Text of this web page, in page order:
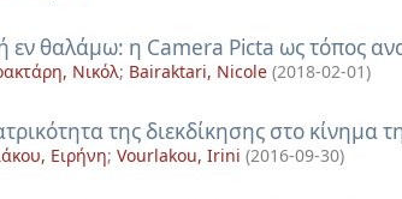
εν θαλάμω: η Camera Picta ως τόπος
Νικόλ; Bairaktari, Nicole (2018-02-01)
της διεκδίκησης στο κίνημα
Ειρήνη; Vourlakou, Irini (2016-09-30)